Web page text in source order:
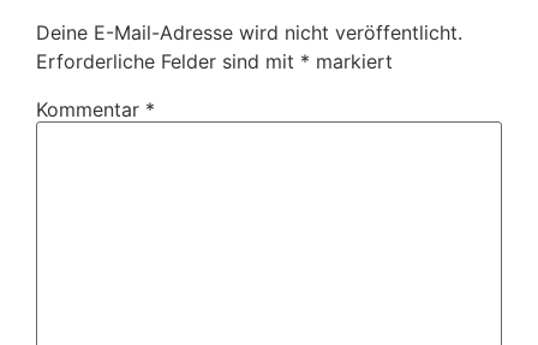
Deine E-Mail-Adresse wird nicht veröffentlicht.
Erforderliche Felder sind mit * markiert
Kommentar *